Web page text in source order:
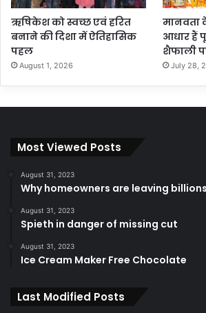
ऋषिकेश को स्वच्छ एवं हरित
बनाने की दिशा में ऐतिहासिक
पहल
August 1, 2026
मानवता
आधार हैं
शैफाली
July 28,
Most Viewed Posts
August 31, 2023
Why homeowners are leaving
August 31, 2023
Spieth in danger of missing cut
August 31, 2023
Ice Cream Maker Free Chocolate
Last Modified Posts